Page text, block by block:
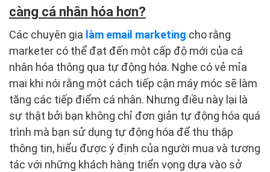
càng cá nhân hóa hơn?
Các chuyên gia làm email marketing cho rằng
marketer có thể đạt đến một cấp độ mới của cá
nhân hóa thông qua tự động hóa. Nghe có vẻ mỉa
mai khi nói rằng một cách tiếp cận máy móc sẽ làm
tăng các tiếp điểm cá nhân. Nhưng điều này lại là
sự thật bởi bạn không chỉ đơn giản tự động hóa quá
trình mà bạn sử dụng tự động hóa để thu thập
thông tin, hiểu được ý định của người mua và tương
tác với những khách hàng triển vọng dựa vào sở